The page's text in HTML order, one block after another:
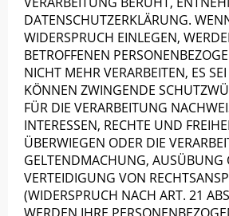
DATENSCHUTZERKLÄRUNG.
WIDERSPRUCH EINLEGEN,
BETROFFENEN
NICHT MEHR VERARBEITEN, ES
KÖNNEN ZWINGENDE
FÜR DIE VERARBEITUNG
INTERESSEN, RECHTE UND
ÜBERWIEGEN ODER DIE
GELTENDMACHUNG, AUSÜBUNG
VERTEIDIGUNG VON
(WIDERSPRUCH NACH ART. 21